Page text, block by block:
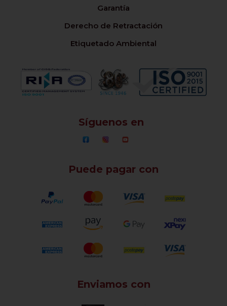
Garantía
Derecho de Retractación
Etiquetado Ambiental
Síguenos en
Puede pagar con
Enviamos con